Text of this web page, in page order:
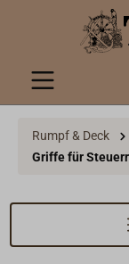
springen
Rumpf & Deck
Griffe für